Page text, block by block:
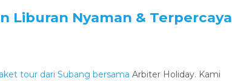
Liburan Nyaman & Terpercaya
tour dari Subang bersama Arbiter Holiday. Kami